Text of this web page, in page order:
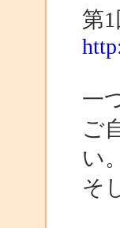
第
一
ご
い。
そ